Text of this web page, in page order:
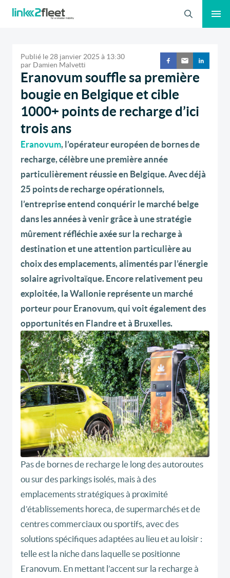
Recherche
Publié le28 janvier 2025 à 13:30
par Damien Malvetti
Eranovum souffle sa première
bougie en Belgique et cible
1000+ points de recharge d’ici
trois ans
Eranovum, l’opérateur européen de bornes de
recharge, célèbre une première année
particulièrement réussie en Belgique. Avec déjà
25 points de recharge opérationnels,
l’entreprise entend conquérir le marché belge
dans les années à venir grâce à une stratégie
mûrement réfléchie axée sur la recharge à
destination et une attention particulière au
choix des emplacements, alimentés par l’énergie
solaire agrivoltaïque. Encore relativement peu
exploitée, la Wallonie représente un marché
porteur pour Eranovum, qui voit également des
opportunités en Flandre et à Bruxelles.
Pas de bornes de recharge le long des autoroutes
ou sur des parkings isolés, mais à des
emplacements stratégiques à proximité
d’établissements horeca, de supermarchés et de
centres commerciaux ou sportifs, avec des
solutions spécifiques adaptées au lieu et au loisir :
telle est la niche dans laquelle se positionne
Eranovum. En mettant l’accent sur la recharge à